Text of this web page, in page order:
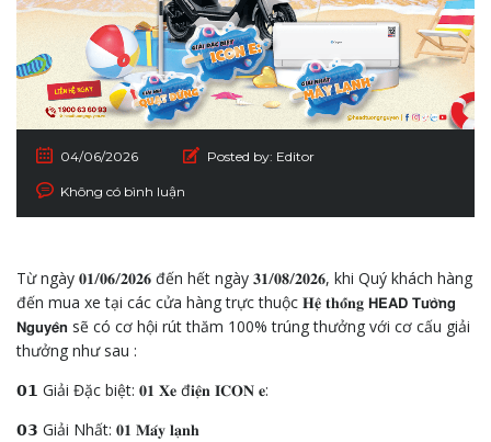
04/06/2026 Posted by: Editor
Không có bình luận
Từ ngày 𝟎𝟏/𝟎𝟔/𝟐𝟎𝟐𝟔 đến hết ngày 𝟑𝟏/𝟎𝟖/𝟐𝟎𝟐𝟔, khi Quý khách hàng
đến mua xe tại các cửa hàng trực thuộc 𝐇𝐞̣̂ 𝐭𝐡𝐨̂́𝐧𝐠 𝗛𝗘𝗔𝗗 𝗧𝘂̛𝗼̛̀𝗻𝗴
𝗡𝗴𝘂𝘆𝗲̂𝗻 sẽ có cơ hội rút thăm 100% trúng thưởng với cơ cấu giải
thưởng như sau :
𝟬𝟭 Giải Đặc biệt: 𝟎𝟏 𝐗𝐞 đ𝐢𝐞̣̂𝐧 𝐈𝐂𝐎𝐍 𝐞:
𝟬𝟯 Giải Nhất: 𝟎𝟏 𝐌𝐚́𝐲 𝐥𝐚̣𝐧𝐡